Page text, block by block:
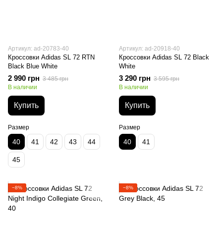
Артикул: ad-20783-40
Кроссовки Adidas SL 72 RTN
Black Blue White
2 990 грн 3 485 грн
В наличии
Купить
Размер
40 41 42 43 44
45
Артикул: ad-20918-40
Кроссовки Adidas SL 72 Black
White
3 290 грн 3 595 грн
В наличии
Купить
Размер
40 41
−8% −8%